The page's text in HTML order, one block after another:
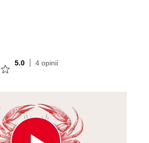
5.0 4 opinii